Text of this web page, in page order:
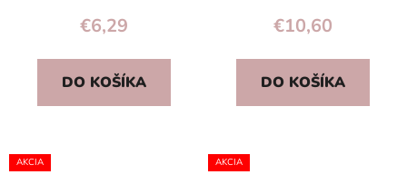
€6,29
DO KOŠÍKA
€10,60
DO KOŠÍKA
AKCIA AKCIA